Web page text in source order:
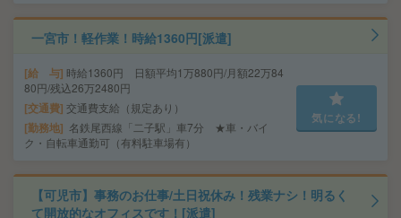
一宮市！軽作業！時給1360円[派遣]
給 与 時給1360円 日額平均1万880円/月額22万84
80円/残込26万2480円
交通費 交通費支給（規定あり）
勤務地 名鉄尾西線「二子駅」車7分 ★車・バイ
ク・自転車通勤可（有料駐車場有）
気になる!
【可児市】事務のお仕事/土日祝休み！残業ナシ！明るく
て開放的なオフィスです！[派遣]